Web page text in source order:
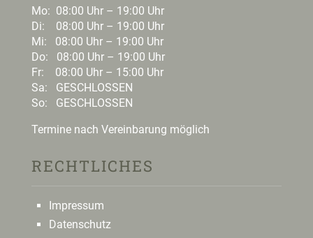
Mo: 08:00 Uhr – 19:00 Uhr
Di: 08:00 Uhr – 19:00 Uhr
Mi: 08:00 Uhr – 19:00 Uhr
Do: 08:00 Uhr – 19:00 Uhr
Fr: 08:00 Uhr – 15:00 Uhr
Sa: GESCHLOSSEN
So: GESCHLOSSEN
Termine nach Vereinbarung möglich
RECHTLICHES
Impressum
Datenschutz